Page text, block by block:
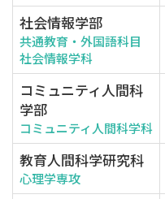
社会情報学部
共通教育・外国語科目
社会情報学科
コミュニティ人間科
学部
コミュニティ人間科学科
教育人間科学研究科
心理学専攻